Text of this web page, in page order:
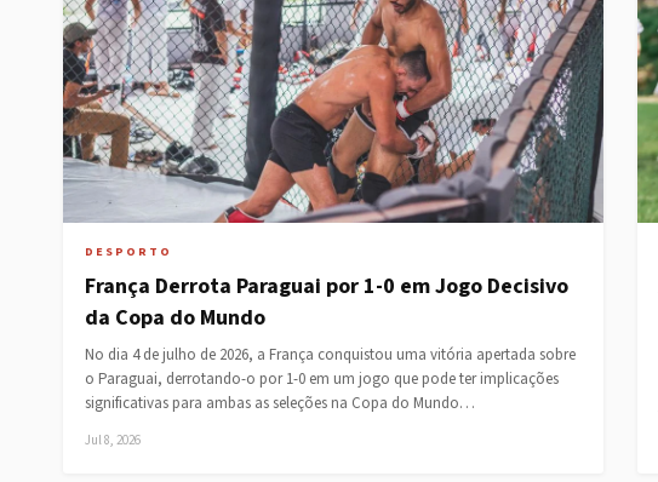
DESPORTO
França Derrota Paraguai por 1-0 em Jogo Decisivo
da Copa do Mundo
No dia 4 de julho de 2026, a França conquistou uma vitória apertada sobre
o Paraguai, derrotando-o por 1-0 em um jogo que pode ter implicações
significativas para ambas as seleções na Copa do Mundo…
Jul 8, 2026